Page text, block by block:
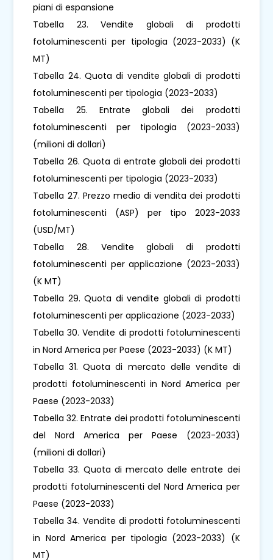
piani di espansione
Tabella 23. Vendite globali di prodotti
fotoluminescenti per tipologia (2023-2033) (K
MT)
Tabella 24. Quota di vendite globali di prodotti
fotoluminescenti per tipologia (2023-2033)
Tabella 25. Entrate globali dei prodotti
fotoluminescenti per tipologia (2023-2033)
(milioni di dollari)
Tabella 26. Quota di entrate globali dei prodotti
fotoluminescenti per tipologia (2023-2033)
Tabella 27. Prezzo medio di vendita dei prodotti
fotoluminescenti (ASP) per tipo 2023-2033
(USD/MT)
Tabella 28. Vendite globali di prodotti
fotoluminescenti per applicazione (2023-2033)
(K MT)
Tabella 29. Quota di vendite globali di prodotti
fotoluminescenti per applicazione (2023-2033)
Tabella 30. Vendite di prodotti fotoluminescenti
in Nord America per Paese (2023-2033) (K MT)
Tabella 31. Quota di mercato delle vendite di
prodotti fotoluminescenti in Nord America per
Paese (2023-2033)
Tabella 32. Entrate dei prodotti fotoluminescenti
del Nord America per Paese (2023-2033)
(milioni di dollari)
Tabella 33. Quota di mercato delle entrate dei
prodotti fotoluminescenti del Nord America per
Paese (2023-2033)
Tabella 34. Vendite di prodotti fotoluminescenti
in Nord America per tipologia (2023-2033) (K
MT)